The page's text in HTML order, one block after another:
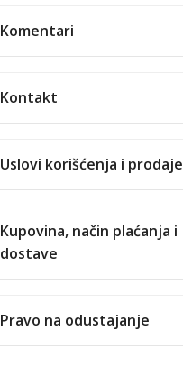
Komentari
Kontakt
Uslovi korišćenja i prodaje
Kupovina, način plaćanja i
dostave
Pravo na odustajanje